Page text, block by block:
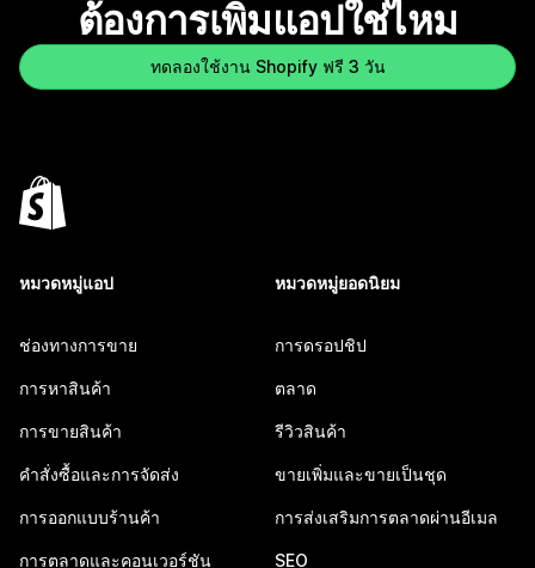
ต้องการเพิ่มแอปใช่ไหม
ทดลองใช้งาน Shopify ฟรี 3 วัน
หมวดหมู่แอป
ช่องทางการขาย
การหาสินค้า
การขายสินค้า
คำสั่งซื้อและการจัดส่ง
การออกแบบร้านค้า
การตลาดและคอนเวอร์ชัน
หมวดหมู่ยอดนิยม
การดรอปชิป
ตลาด
รีวิวสินค้า
ขายเพิ่มและขายเป็นชุด
การส่งเสริมการตลาดผ่านอีเมล
SEO